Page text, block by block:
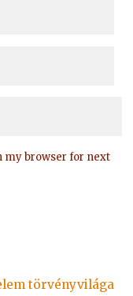
my browser for next
törvényvilága